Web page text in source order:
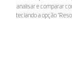
analisar e comparar
teclando a opção